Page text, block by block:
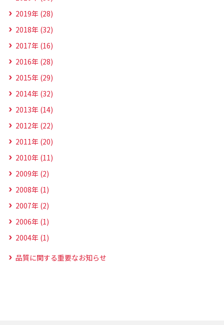
2019年 (28)
2018年 (32)
2017年 (16)
2016年 (28)
2015年 (29)
2014年 (32)
2013年 (14)
2012年 (22)
2011年 (20)
2010年 (11)
2009年 (2)
2008年 (1)
2007年 (2)
2006年 (1)
2004年 (1)
品質に関する重要なお知らせ